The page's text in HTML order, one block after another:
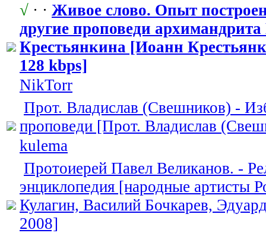
√ · · Живое слово. Опыт
другие проповеди архимандрита
Крестьянкина
[Иоанн
128 kbps]
NikTorr
Прот. Владислав (Свешников) -
проповеди [Прот. Владислав
kulema
Протоиерей Павел Великанов. -
энциклопедия [народные артисты
Кулагин, Василий Бочкарев,
2008]